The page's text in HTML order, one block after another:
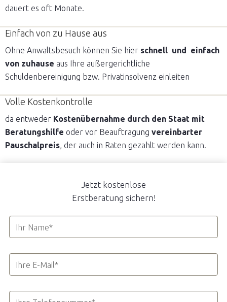
dauert es oft Monate.
Einfach von zu Hause aus
Ohne Anwaltsbesuch können Sie hier schnell und einfach
von zuhause aus Ihre außergerichtliche
Schuldenbereinigung bzw. Privatinsolvenz einleiten
Volle Kostenkontrolle
da entweder Kostenübernahme durch den Staat mit
Beratungshilfe oder vor Beauftragung vereinbarter
Pauschalpreis, der auch in Raten gezahlt werden kann.
Jetzt kostenlose
Erstberatung sichern!